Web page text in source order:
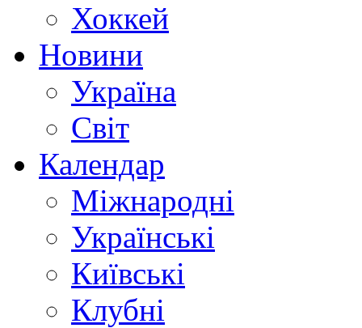
Хоккей
Новини
Україна
Світ
Календар
Міжнародні
Українські
Київські
Клубні